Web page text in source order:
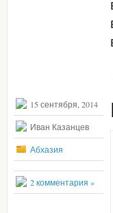
15 сентября, 2014
Иван Казанцев
Абхазия
2 комментария »